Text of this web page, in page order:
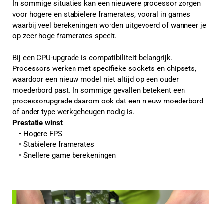
In sommige situaties kan een nieuwere processor zorgen
voor hogere en stabielere framerates, vooral in games
waarbij veel berekeningen worden uitgevoerd of wanneer je
op zeer hoge framerates speelt.
Bij een CPU-upgrade is compatibiliteit belangrijk.
Processors werken met specifieke sockets en chipsets,
waardoor een nieuw model niet altijd op een ouder
moederbord past. In sommige gevallen betekent een
processorupgrade daarom ook dat een nieuw moederbord
of ander type werkgeheugen nodig is.
Prestatie winst
Hogere FPS
Stabielere framerates
Snellere game berekeningen